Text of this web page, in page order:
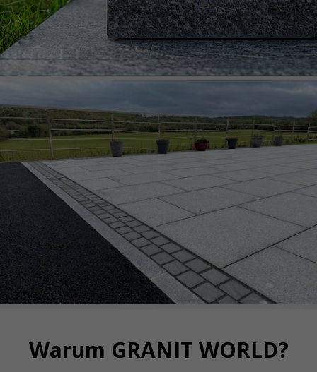
Warum GRANIT WORLD?